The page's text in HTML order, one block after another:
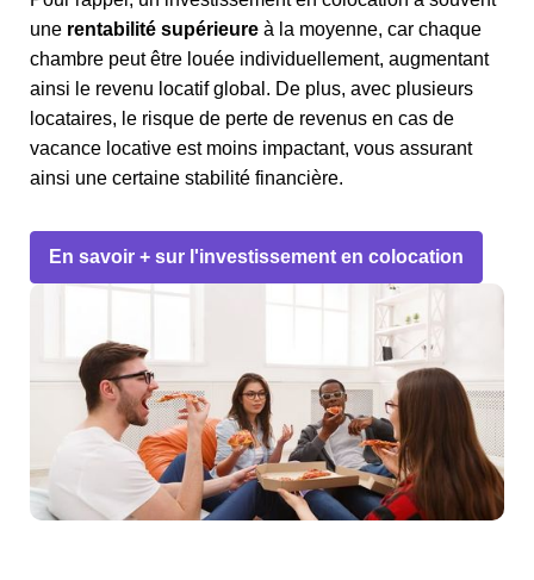
une rentabilité supérieure à la moyenne, car chaque
chambre peut être louée individuellement, augmentant
ainsi le revenu locatif global. De plus, avec plusieurs
locataires, le risque de perte de revenus en cas de
vacance locative est moins impactant, vous assurant
ainsi une certaine stabilité financière.
En savoir + sur l'investissement en colocation